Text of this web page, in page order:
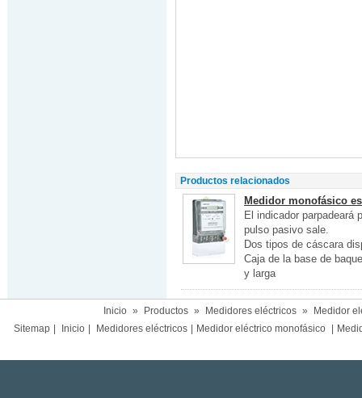
Productos relacionados
Medidor monofásico
El indicador parpadeará
pulso pasivo sale.
Dos tipos de cáscara
Caja de la base de
y larga
Inicio » Productos » Medidores eléctricos »
Medidor
Sitemap | Inicio | Medidores eléctricos | Medidor eléctrico monofásico |